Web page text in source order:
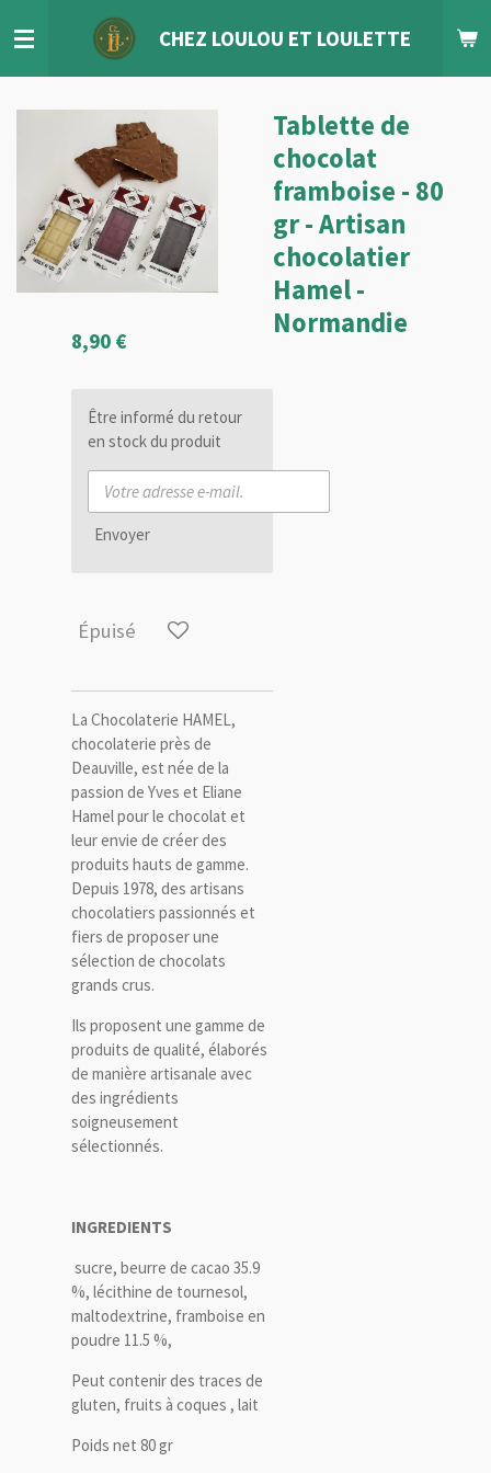
au
CHEZ LOULOU ET LOULETTE
Tablette de
chocolat
framboise - 80
gr - Artisan
chocolatier
Hamel -
Normandie
8,90 €
Être informé du retour
en stock du produit
Envoyer
Épuisé
La Chocolaterie HAMEL,
chocolaterie près de
Deauville, est née de la
passion de Yves et Eliane
Hamel pour le chocolat et
leur envie de créer des
produits hauts de gamme.
Depuis 1978, des artisans
chocolatiers passionnés et
fiers de proposer une
sélection de chocolats
grands crus.
Ils proposent une gamme de
produits de qualité, élaborés
de manière artisanale avec
des ingrédients
soigneusement
sélectionnés.
INGREDIENTS
sucre, beurre de cacao 35.9
%, lécithine de tournesol,
maltodextrine, framboise en
poudre 11.5 %,
Peut contenir des traces de
gluten, fruits à coques , lait
Poids net 80 gr